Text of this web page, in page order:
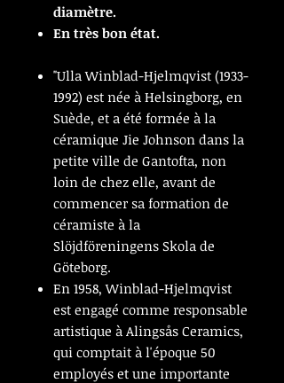
diamètre.
En très bon état.
"Ulla Winblad-Hjelmqvist (1933-
1992) est née à Helsingborg, en
Suède, et a été formée à la
céramique Jie Johnson dans la
petite ville de Gantofta, non
loin de chez elle, avant de
commencer sa formation de
céramiste à la
Slöjdföreningens Skola de
Göteborg.
En 1958, Winblad-Hjelmqvist
est engagé comme responsable
artistique à Alingsås Ceramics,
qui comptait à l'époque 50
employés et une importante